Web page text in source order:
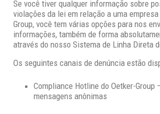
Se você tiver qualquer informação sobre
violações da lei em relação a uma empresa
Group, você tem várias opções para nos
informações, também de forma
através do nosso Sistema de Linha Direta
Os seguintes canais de denúncia estão
Compliance Hotline do Oetker-Group
mensagens anônimas